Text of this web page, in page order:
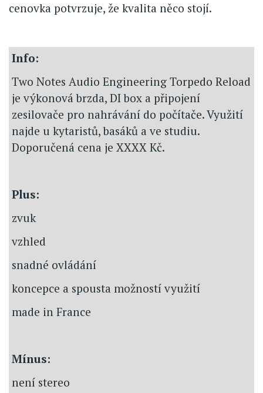
cenovka potvrzuje, že kvalita něco stojí.
Info:
Two Notes Audio Engineering Torpedo Reload
je výkonová brzda, DI box a připojení
zesilovače pro nahrávání do počítače. Využití
najde u kytaristů, basáků a ve studiu.
Doporučená cena je XXXX Kč.
Plus:
zvuk
vzhled
snadné ovládání
koncepce a spousta možností využití
made in France
Mínus:
není stereo